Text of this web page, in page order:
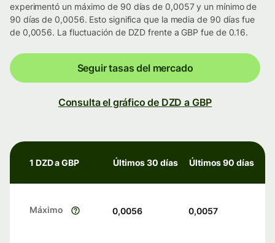
experimentó un máximo de 90 días de 0,0057 y un mínimo de
90 días de 0,0056. Esto significa que la media de 90 días fue
de 0,0056. La fluctuación de DZD frente a GBP fue de 0.16.
Seguir tasas del mercado
Consulta el gráfico de DZD a GBP
1 DZD a GBP Últimos 30 días Últimos 90 días
Máximo 0,0056 0,0057